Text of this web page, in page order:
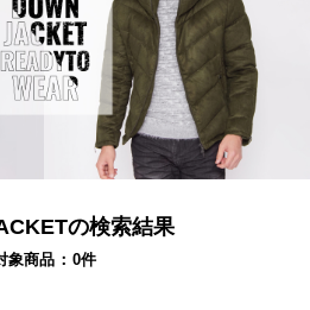
の検索結果
象商品 0件